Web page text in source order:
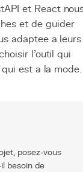
et React
et de guider
adaptee a leurs
l'outil qui
est a la mode.
posez-vous
besoin de